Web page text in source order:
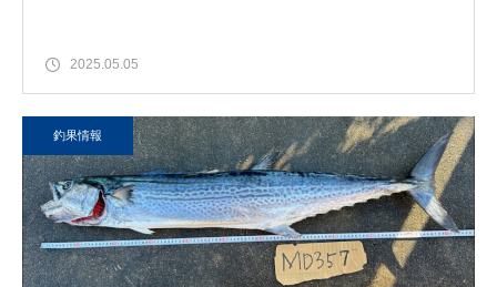
2025.05.05
釣果情報